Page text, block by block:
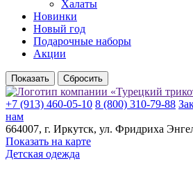
Халаты
Новинки
Новый год
Подарочные наборы
Акции
+7 (913) 460-05-10 8 (800) 310-79-88
нам
664007, г. Иркутск, ул. ​Фридриха
Показать на карте
Детская одежда